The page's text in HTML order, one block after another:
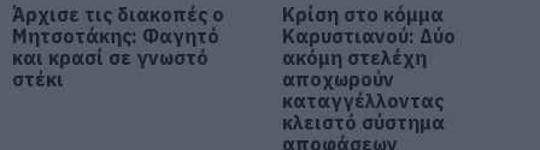
09.08.2026 | 14:20
e-ΕΦΚΑ και ΔΥΠΑ: Ποιοι
δικαιούχοι πληρώνονται έως τις
Άρχισε τις διακοπές ο
Μητσοτάκης: Φαγητό
και κρασί σε γνωστό
στέκι
Κρίση στο κόμμα
Καρυστιανού: Δύο
ακόμη στελέχη
αποχωρούν
καταγγέλλοντας
κλειστό σύστημα
αποφάσεων